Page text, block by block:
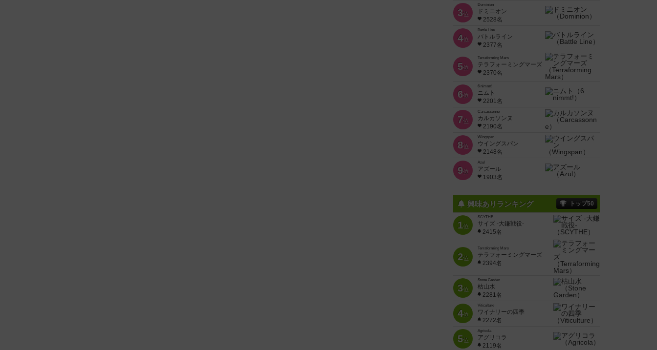
3位
Dominion
ドミニオン
2528名
4位
Battle Line
バトルライン
2377名
5位
Terraforming Mars
テラフォーミングマーズ
2370名
6位
6 nimmt!
ニムト
2201名
7位
Carcassonne
カルカソンヌ
2190名
8位
Wingspan
ウイングスパン
2148名
9位
Azul
アズール
1903名
興味ありランキング トップ50
1位
SCYTHE
サイズ -大鎌戦役-
2415名
2位
Terraforming Mars
テラフォーミングマーズ
2394名
3位
Stone Garden
枯山水
2281名
4位
Viticulture
ワイナリーの四季
2272名
5位
Agricola
アグリコラ
2119名